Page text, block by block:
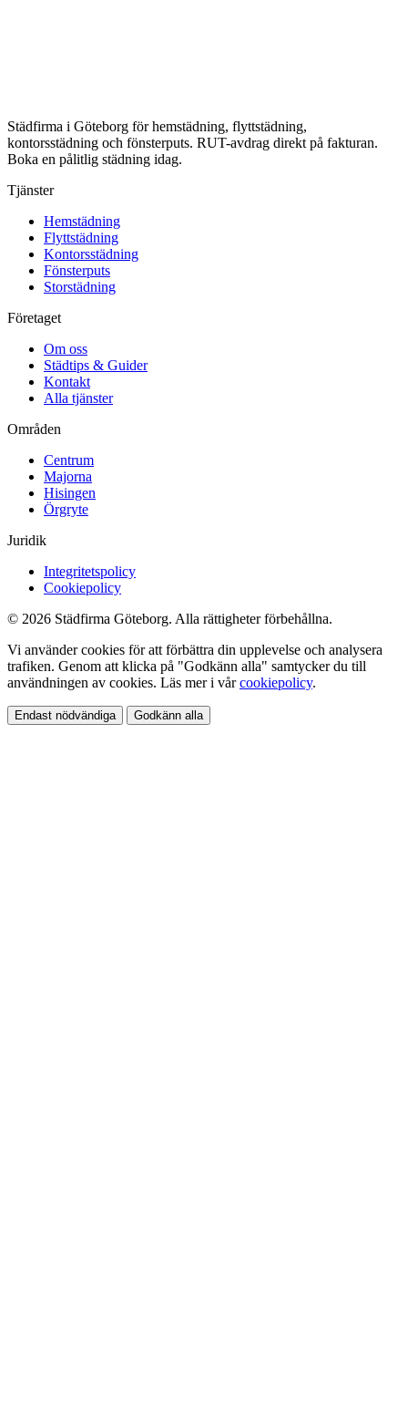
Städfirma i Göteborg för hemstädning, flyttstädning,
kontorsstädning och fönsterputs. RUT-avdrag direkt på fakturan.
Boka en pålitlig städning idag.
Tjänster
Hemstädning
Flyttstädning
Kontorsstädning
Fönsterputs
Storstädning
Företaget
Om oss
Städtips & Guider
Kontakt
Alla tjänster
Områden
Centrum
Majorna
Hisingen
Örgryte
Juridik
Integritetspolicy
Cookiepolicy
© 2026 Städfirma Göteborg. Alla rättigheter förbehållna.
Vi använder cookies för att förbättra din upplevelse och analysera
trafiken. Genom att klicka på "Godkänn alla" samtycker du till
användningen av cookies. Läs mer i vårcookiepolicy.
Endast nödvändiga Godkänn alla